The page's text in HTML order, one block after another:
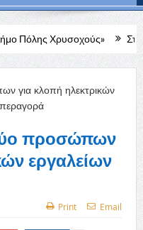
Στάλω Γεωργίου:
προσώπων
εργαλείων
Print Email